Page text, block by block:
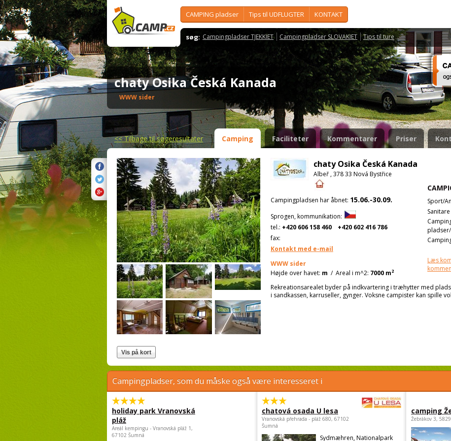
CAMPING pladser Tips til UDFLUGTER KONTAKT
søg: Campingpladser TJEKKIET Campingpladser SLOVAKIET Tips til ture
chaty Osika Česká Kanada
WWW sider
<<Tilbage til søgeresultater Camping Faciliteter Kommentarer Priser
chaty Osika Česká Kanada
Albeř , 378 33 Nová Bystřice
Sport/
Læs
Campingpladsen har åbnet: 15.06.-30.09.
Sprogen, kommunikation:
tel.: +420 606 158 460
+420 602 416 786
fax:
Kontakt med e-mail
WWW sider
Højde over havet: m / Areal i m^2: 7000 m2
Rekreationsarealet byder på indkvartering i træhytter med
i sandkassen, karruseller, gynger. Voksne campister kan spille
Campingpladser, som du måske også være interesseret i
holiday park Vranovská
pláž
Areál kempingu - Vranovská pláž 1,
67102 Šumná
chatová osada U lesa
Vranovská přehrada - pláž 680, 67102
Šumná
Sydmæhren, Nationalpark
camping
Žebrákov 3,